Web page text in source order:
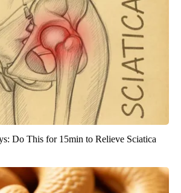
Do This for 15min to Relieve Sciatica